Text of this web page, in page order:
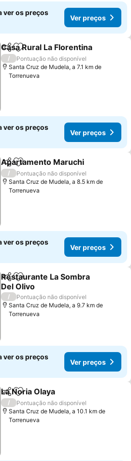
ver os preços
Ver preços
PartilharAdicionar aos favoritos
Casa Rural La Florentina
/
Pontuação não disponível
Santa Cruz de Mudela, a 7.1 km de
Torrenueva
ver os preços
Ver preços
PartilharAdicionar aos favoritos
Apartamento Maruchi
/
Pontuação não disponível
Santa Cruz de Mudela, a 8.5 km de
Torrenueva
ver os preços
Ver preços
PartilharAdicionar aos favoritos
Restaurante La Sombra
Del Olivo
Ver preços
/
Pontuação não disponível
Santa Cruz de Mudela, a 9.7 km de
Torrenueva
ver os preços
Ver preços
PartilharAdicionar aos favoritos
La Noria Olaya
/
Pontuação não disponível
Santa Cruz de Mudela, a 10.1 km de
Torrenueva